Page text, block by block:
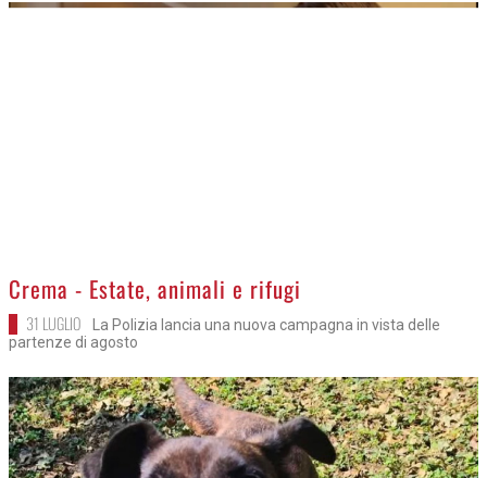
>
Crema - Estate, animali e rifugi
31 LUGLIO
La Polizia lancia una nuova campagna in vista delle
partenze di agosto